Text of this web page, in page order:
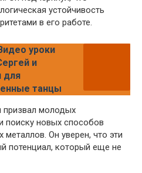
устойчивость
в его работе.
уроки
и
для
танцы
призвал молодых
поиску новых способов
Он уверен, что эти
потенциал, который еще не